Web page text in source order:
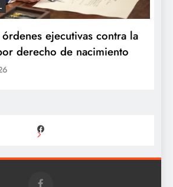
ejecutivas contra la
derecho de nacimiento